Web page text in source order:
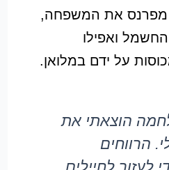
מפרנס את המשפחה,
ואפילו
על ידם במלואן.
הוצאתי את
הרווחים